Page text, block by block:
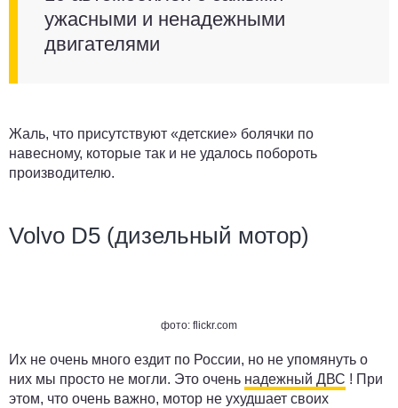
ужасными и ненадежными
двигателями
Жаль, что присутствуют «детские» болячки по
навесному, которые так и не удалось побороть
производителю.
Volvo D5 (дизельный мотор)
фото: flickr.com
Их не очень много ездит по России, но не упомянуть о
них мы просто не могли. Это очень надежный ДВС ! При
этом, что очень важно, мотор не ухудшает своих